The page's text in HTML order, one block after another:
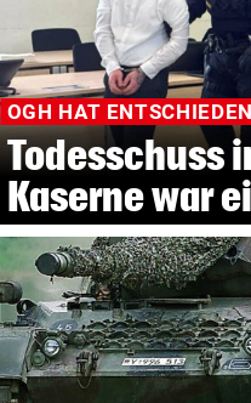
OGH HAT
Todesschuss
Kaserne war